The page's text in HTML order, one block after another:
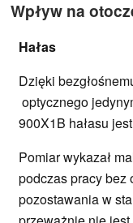
Wpływ na
Hałas
Dzięki
optycznego
900X1B hałasu
Pomiar wykazał
podczas pracy bez
pozostawania w